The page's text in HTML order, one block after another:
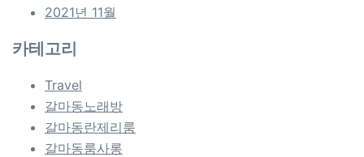
2021년 11월
카테고리
Travel
갈마동노래방
갈마동란제리룸
갈마동룸사롱